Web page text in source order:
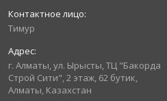
Тимур
г. Алматы, ул. Ырысты, ТЦ "Бакорда
Строй Сити", 2 этаж, 62 бутик,
Алматы, Казахстан